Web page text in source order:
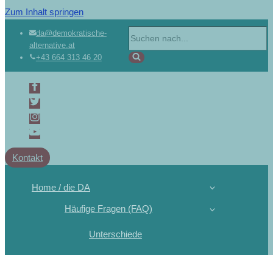
Zum Inhalt springen
da@demokratische-
alternative.at
+43 664 313 46 20
Kontakt
Home / die DA
Häufige Fragen (FAQ)
Unterschiede